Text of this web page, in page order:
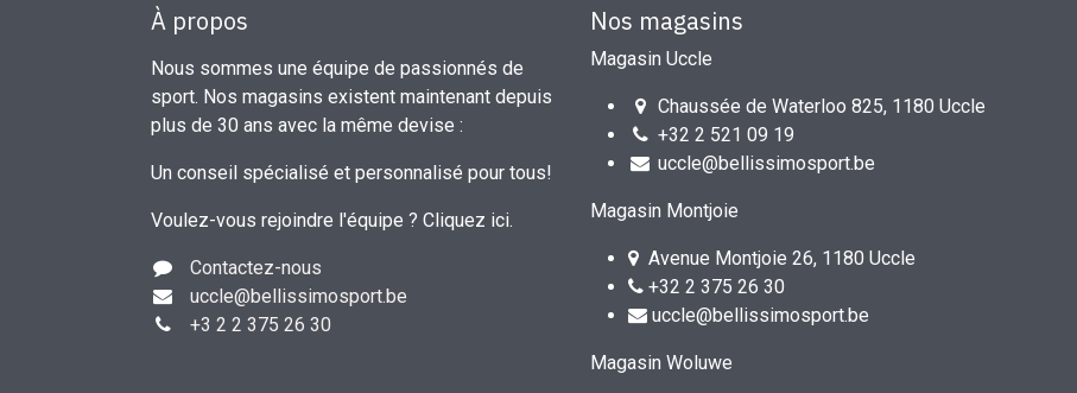
Nos magasins
Magasin Uccle
Chaussée de Waterloo 825, 1180 Uccle
+32 2 521 09 19
uccle@bellissimosport.be
Magasin Montjoie
Avenue Montjoie 26, 1180 Uccle
+32 2 375 26 30
uccle@bellissimosport.be
Magasin Woluwe
À propos
Nous sommes une équipe de passionnés de
sport. Nos magasins existent maintenant depuis
plus de 30 ans avec la même devise :
Un conseil spécialisé et personnalisé pour tous!
Voulez-vous rejoindre l'équipe ? Cliquez ici.
Contactez-nous
uccle@bellissimosport.be
+3 2 2 375 26 30